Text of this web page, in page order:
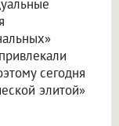
сегодня
элитой»